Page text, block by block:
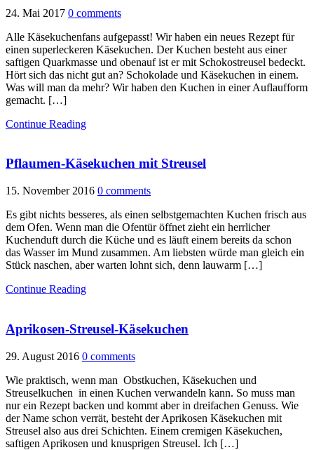
24. Mai 2017 0 comments
Alle Käsekuchenfans aufgepasst! Wir haben ein neues Rezept für
einen superleckeren Käsekuchen. Der Kuchen besteht aus einer
saftigen Quarkmasse und obenauf ist er mit Schokostreusel bedeckt.
Hört sich das nicht gut an? Schokolade und Käsekuchen in einem.
Was will man da mehr? Wir haben den Kuchen in einer Auflaufform
gemacht. […]
Continue Reading
Pflaumen-Käsekuchen mit Streusel
15. November 2016 0 comments
Es gibt nichts besseres, als einen selbstgemachten Kuchen frisch aus
dem Ofen. Wenn man die Ofentür öffnet zieht ein herrlicher
Kuchenduft durch die Küche und es läuft einem bereits da schon
das Wasser im Mund zusammen. Am liebsten würde man gleich ein
Stück naschen, aber warten lohnt sich, denn lauwarm […]
Continue Reading
Aprikosen-Streusel-Käsekuchen
29. August 2016 0 comments
Wie praktisch, wenn man Obstkuchen, Käsekuchen und
Streuselkuchen in einen Kuchen verwandeln kann. So muss man
nur ein Rezept backen und kommt aber in dreifachen Genuss. Wie
der Name schon verrät, besteht der Aprikosen Käsekuchen mit
Streusel also aus drei Schichten. Einem cremigen Käsekuchen,
saftigen Aprikosen und knusprigen Streusel. Ich […]